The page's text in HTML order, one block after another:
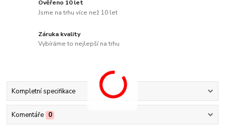
Ověřeno 10 let
Jsme na trhu více než 10 let
Záruka kvality
Vybíráme to nejlepší na trhu
Kompletní specifikace
Komentáře 0